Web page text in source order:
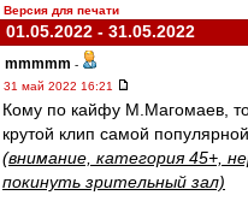
Версия для печати
01.05.2022 - 31.05.2022
mmmmm -
31 май 2022 16:21
Кому по кайфу М.Магомаев,
крутой клип самой
(внимание, категория 45+,
покинуть зрительный зал)